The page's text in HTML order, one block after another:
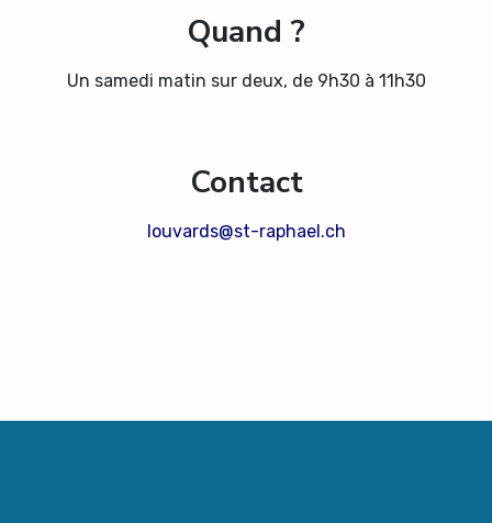
Quand ?
Un samedi matin sur deux, de 9h30 à 11h30
Contact
louvards@st-raphael.ch